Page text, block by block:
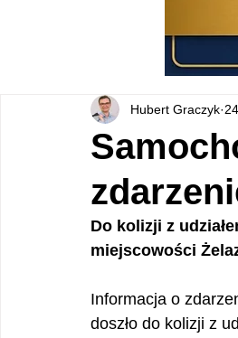
Hubert Graczyk
Do kolizji z
miejscowości
Informacja o
doszło do kolizji z